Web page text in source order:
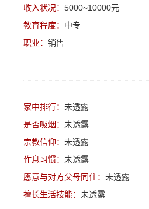
收入状况： 5000~10000元
教育程度： 中专
职业： 销售
家中排行： 未透露
是否吸烟： 未透露
宗教信仰： 未透露
作息习惯： 未透露
愿意与对方父母同住： 未透露
擅长生活技能： 未透露